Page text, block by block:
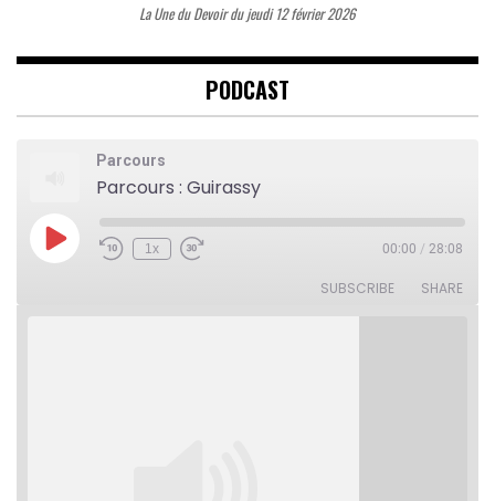
La Une du Devoir du jeudi 12 février 2026
PODCAST
Parcours
Parcours : Guirassy
Play
Episode
Rewind
1x
Fast
00:00 / 28:08
SUBSCRIBE SHARE